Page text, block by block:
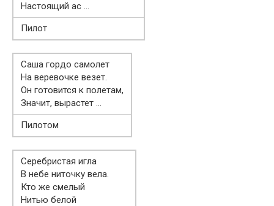
Настоящий ас …
Пилот
Саша гордо самолет
На веревочке везет.
Он готовится к полетам,
Значит, вырастет …
Пилотом
Серебристая игла
В небе ниточку вела.
Кто же смелый
Нитью белой